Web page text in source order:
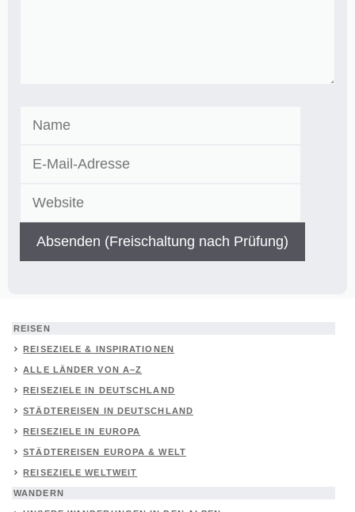
REISEN
REISEZIELE & INSPIRATIONEN
ALLE LÄNDER VON A–Z
REISEZIELE IN DEUTSCHLAND
STÄDTEREISEN IN DEUTSCHLAND
REISEZIELE IN EUROPA
STÄDTEREISEN EUROPA & WELT
REISEZIELE WELTWEIT
WANDERN